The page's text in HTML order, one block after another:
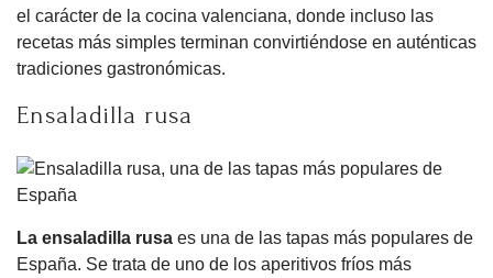
el carácter de la cocina valenciana, donde incluso las
recetas más simples terminan convirtiéndose en auténticas
tradiciones gastronómicas.
Ensaladilla rusa
La ensaladilla rusa es una de las tapas más populares de
España. Se trata de uno de los aperitivos fríos más